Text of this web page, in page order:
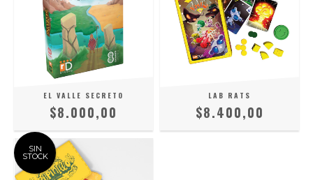
EL VALLE SECRETO
$8.000,00
LAB RATS
$8.400,00
SIN
STOCK